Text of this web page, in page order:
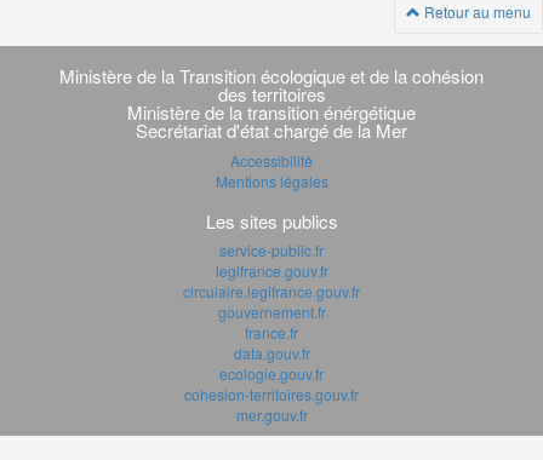
Retour au menu
Navigation
transverse
Ministère de la Transition écologique et de la cohésion
des territoires
Ministère de la transition énérgétique
Secrétariat d'état chargé de la Mer
Accessibilité
Mentions légales
Les sites publics
service-public.fr
legifrance.gouv.fr
circulaire.legifrance.gouv.fr
gouvernement.fr
france.fr
data.gouv.fr
ecologie.gouv.fr
cohesion-territoires.gouv.fr
mer.gouv.fr